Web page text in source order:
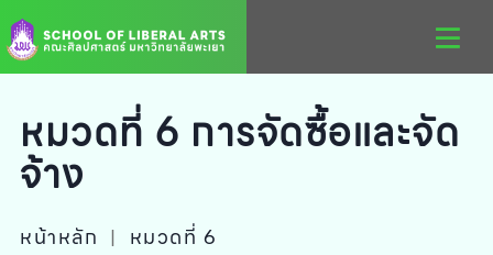
หมวดที่ 6 การจัดซื้อและจัด
จ้าง
หน้าหลัก | หมวดที่ 6